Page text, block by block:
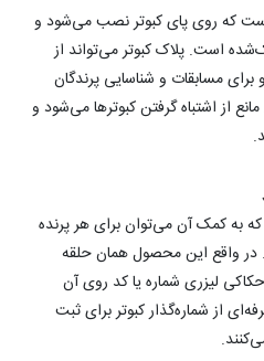
است که روی پای کبوتر نصب می‌شود و
است. پلاک کبوتر می‌تواند از
مسابقات و شناسایی پرندگان
از اشتباه گرفتن کبوترها می‌شود و
به کمک آن می‌توان برای هر پرنده
در واقع این محصول همان حلقه
حکاکی لیزری شماره یا کد روی آن
از شماره‌گذار کبوتر برای ثبت